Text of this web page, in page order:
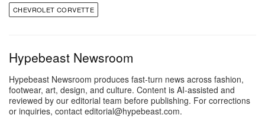
eine konstant abrufbare Performance
generierte dabei Spitzenwerte von 1,75 g
Beschleunigungskraft.
Der Rekordlauf fand mit der serienmäßigen Aero-
CHEVROLET CORVETTE
Hypebeast Newsroom
Hypebeast Newsroom produces fast-turn news across fashion,
footwear, art, design, and culture. Content is AI-assisted and
reviewed by our editorial team before publishing. For corrections
or inquiries, contact editorial@hypebeast.com.